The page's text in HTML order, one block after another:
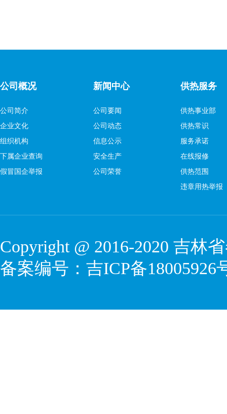
公司概况
公司简介
企业文化
组织机构
下属企业查询
假冒国企举报
新闻中心
公司要闻
公司动态
信息公示
安全生产
公司荣誉
供热服务
供热事业部
供热常识
服务承诺
在线报修
供热范围
违章用热举报
Copyright @ 2016-2020 吉林
备案编号： 吉ICP备18005926